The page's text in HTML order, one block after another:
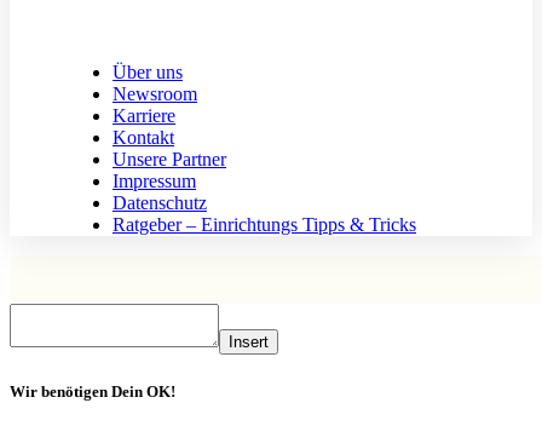
Über uns
Newsroom
Karriere
Kontakt
Unsere Partner
Impressum
Datenschutz
Ratgeber – Einrichtungs Tipps & Tricks
Insert
Wir benötigen Dein OK!